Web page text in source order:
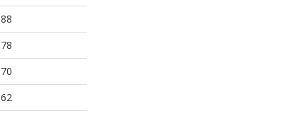
88
78
70
62